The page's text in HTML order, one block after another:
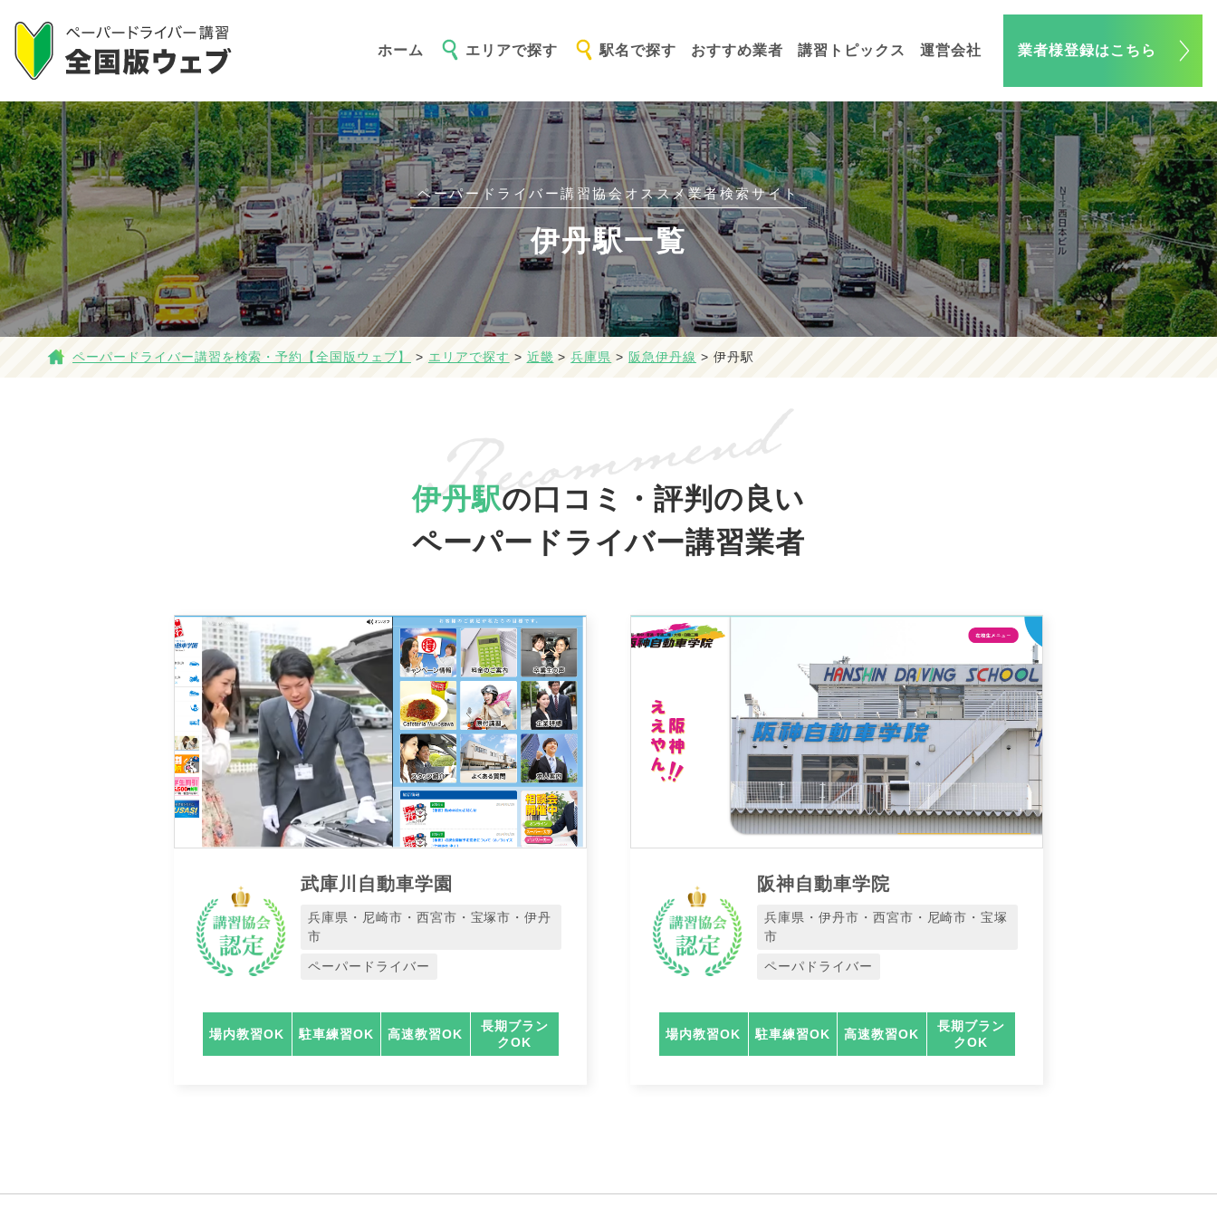
ホーム エリアで探す 駅名で探す おすすめ業者 講習トピックス 運営会社 業者様登録はこちら
ペーパードライバー講習協会オススメ業者検索サイト
伊丹駅一覧
ペーパードライバー講習を検索・予約【全国版ウェブ】 > エリアで探す > 近畿 >兵庫県 > 阪急伊丹線 > 伊丹駅
伊丹駅の口コミ・評判の良い
ペーパードライバー講習業者
武庫川自動車学園
兵庫県・尼崎市・西宮市・宝塚市・伊丹
市
ペーパードライバー
場内教習OK 駐車練習OK 高速教習OK
長期ブラン
クOK
阪神自動車学院
兵庫県・伊丹市・西宮市・尼崎市・宝塚
市
ペーパドライバー
場内教習OK 駐車練習OK 高速教習OK
長期ブラン
クOK